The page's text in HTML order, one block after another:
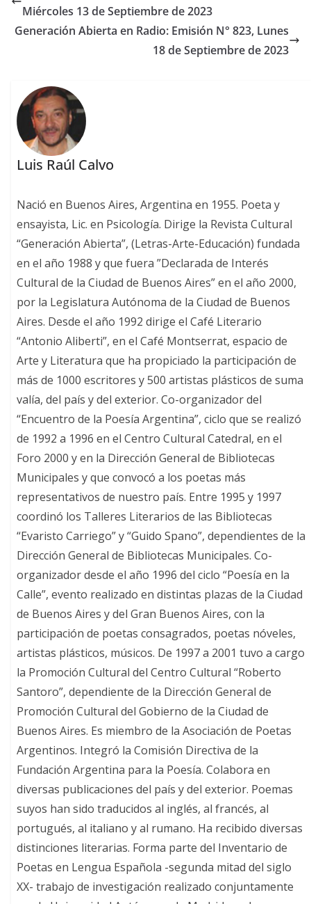
Miércoles 13 de Septiembre de 2023
Generación Abierta en Radio: Emisión N° 823, Lunes
18 de Septiembre de 2023
Luis Raúl Calvo
Nació en Buenos Aires, Argentina en 1955. Poeta y
ensayista, Lic. en Psicología. Dirige la Revista Cultural
“Generación Abierta”, (Letras-Arte-Educación) fundada
en el año 1988 y que fuera ”Declarada de Interés
Cultural de la Ciudad de Buenos Aires” en el año 2000,
por la Legislatura Autónoma de la Ciudad de Buenos
Aires. Desde el año 1992 dirige el Café Literario
“Antonio Aliberti”, en el Café Montserrat, espacio de
Arte y Literatura que ha propiciado la participación de
más de 1000 escritores y 500 artistas plásticos de suma
valía, del país y del exterior. Co-organizador del
“Encuentro de la Poesía Argentina”, ciclo que se realizó
de 1992 a 1996 en el Centro Cultural Catedral, en el
Foro 2000 y en la Dirección General de Bibliotecas
Municipales y que convocó a los poetas más
representativos de nuestro país. Entre 1995 y 1997
coordinó los Talleres Literarios de las Bibliotecas
“Evaristo Carriego” y “Guido Spano”, dependientes de la
Dirección General de Bibliotecas Municipales. Co-
organizador desde el año 1996 del ciclo “Poesía en la
Calle”, evento realizado en distintas plazas de la Ciudad
de Buenos Aires y del Gran Buenos Aires, con la
participación de poetas consagrados, poetas nóveles,
artistas plásticos, músicos. De 1997 a 2001 tuvo a cargo
la Promoción Cultural del Centro Cultural “Roberto
Santoro”, dependiente de la Dirección General de
Promoción Cultural del Gobierno de la Ciudad de
Buenos Aires. Es miembro de la Asociación de Poetas
Argentinos. Integró la Comisión Directiva de la
Fundación Argentina para la Poesía. Colabora en
diversas publicaciones del país y del exterior. Poemas
suyos han sido traducidos al inglés, al francés, al
portugués, al italiano y al rumano. Ha recibido diversas
distinciones literarias. Forma parte del Inventario de
Poetas en Lengua Española -segunda mitad del siglo
XX- trabajo de investigación realizado conjuntamente